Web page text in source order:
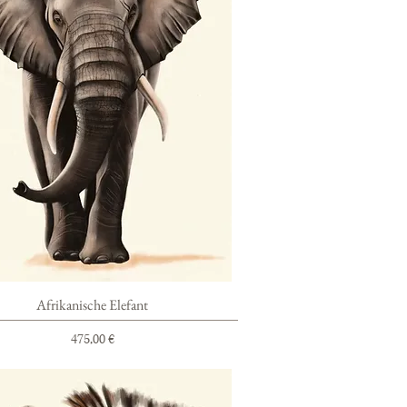
Schnellansicht
Afrikanische Elefant
Preis
475,00 €